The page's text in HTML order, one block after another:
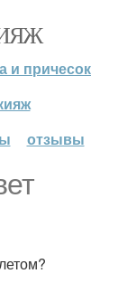
и причесок
отзывы